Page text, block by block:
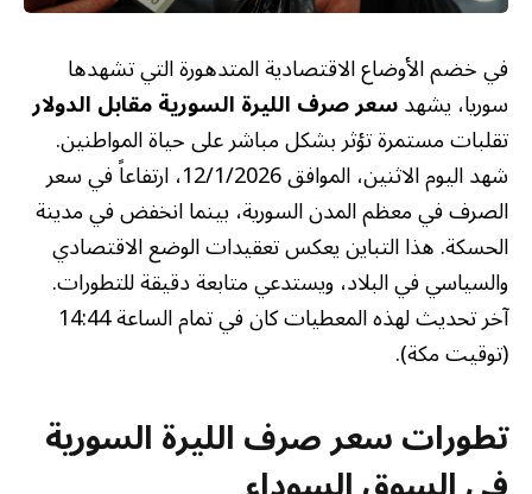
في خضم الأوضاع الاقتصادية المتدهورة التي تشهدها
سوريا، يشهدسعر صرف الليرة السورية مقابل الدولار
تقلبات مستمرة تؤثر بشكل مباشر على حياة المواطنين.
شهد اليوم الاثنين، الموافق 12/1/2026، ارتفاعاً في سعر
الصرف في معظم المدن السورية، بينما انخفض في مدينة
الحسكة. هذا التباين يعكس تعقيدات الوضع الاقتصادي
والسياسي في البلاد، ويستدعي متابعة دقيقة للتطورات.
آخر تحديث لهذه المعطيات كان في تمام الساعة 14:44
(توقيت مكة).
تطورات سعر صرف الليرة السورية